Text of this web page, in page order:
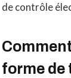
de contrôle
forme de